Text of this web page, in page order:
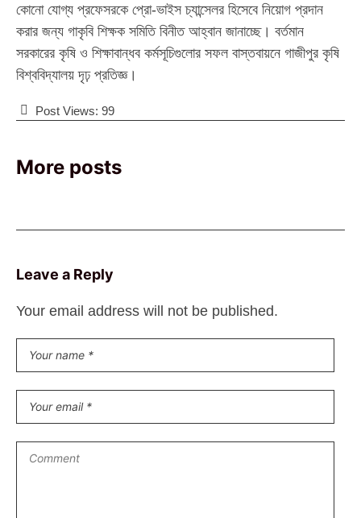
কোনো যোগ্য প্রফেসরকে প্রো-ভাইস চ্যান্সেলর হিসেবে নিয়োগ প্রদান
করার জন্য গাকৃবি শিক্ষক সমিতি বিনীত আহ্বান জানাচ্ছে। বর্তমান
সরকারের কৃষি ও শিক্ষাবান্ধব কর্মসূচিগুলোর সফল বাস্তবায়নে গাজীপুর কৃষি
বিশ্ববিদ্যালয় দৃঢ় প্রতিজ্ঞ।
Post Views: 99
More posts
Leave a Reply
Your email address will not be published.